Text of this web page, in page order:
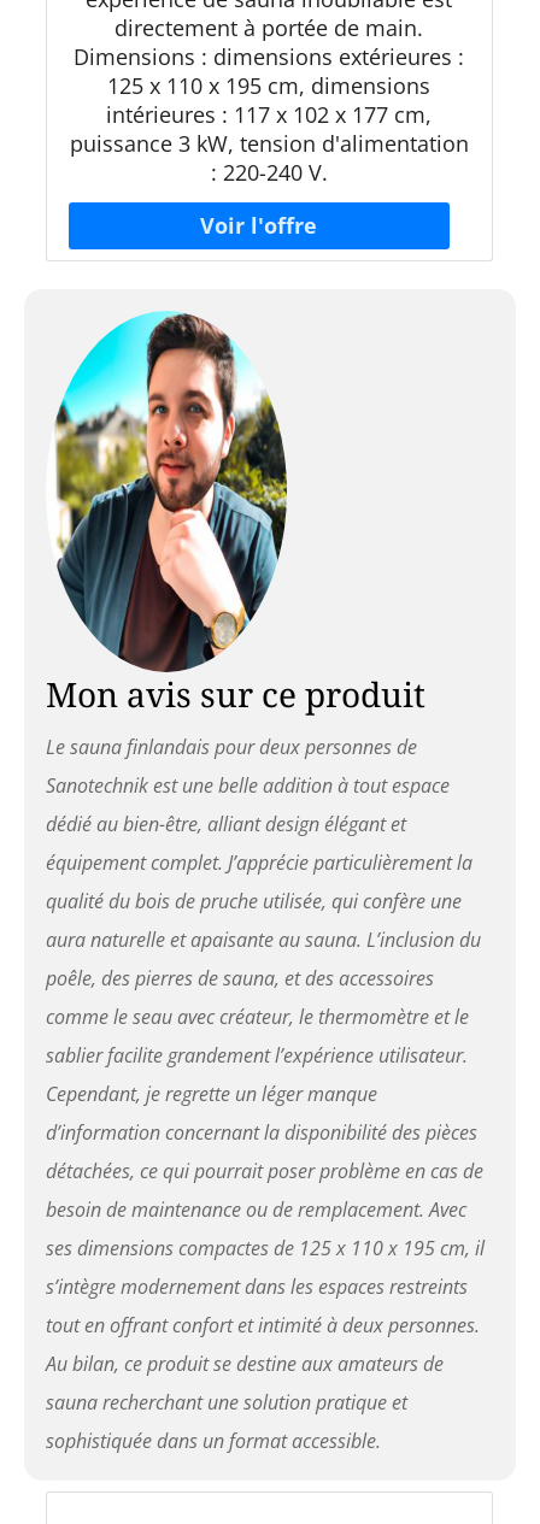
directement à portée de main.
Dimensions : dimensions extérieures :
125 x 110 x 195 cm, dimensions
intérieures : 117 x 102 x 177 cm,
puissance 3 kW, tension d'alimentation
: 220-240 V.
Mon avis sur ce produit
Le sauna finlandais pour deux personnes de
Sanotechnik est une belle addition à tout espace
dédié au bien-être, alliant design élégant et
équipement complet. J’apprécie particulièrement la
qualité du bois de pruche utilisée, qui confère une
aura naturelle et apaisante au sauna. L’inclusion du
poêle, des pierres de sauna, et des accessoires
comme le seau avec créateur, le thermomètre et le
sablier facilite grandement l’expérience utilisateur.
Cependant, je regrette un léger manque
d’information concernant la disponibilité des pièces
détachées, ce qui pourrait poser problème en cas de
besoin de maintenance ou de remplacement. Avec
ses dimensions compactes de 125 x 110 x 195 cm, il
s’intègre modernement dans les espaces restreints
tout en offrant confort et intimité à deux personnes.
Au bilan, ce produit se destine aux amateurs de
sauna recherchant une solution pratique et
sophistiquée dans un format accessible.